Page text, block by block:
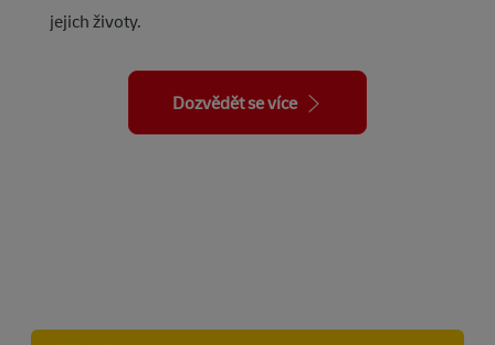
jejich životy.
Dozvědět se více